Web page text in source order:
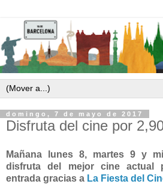
domingo, 7 de mayo de 2017
Disfruta del cine por
Mañana lunes 8, martes 9 y
disfruta del mejor cine actual
entrada gracias a La Fiesta del